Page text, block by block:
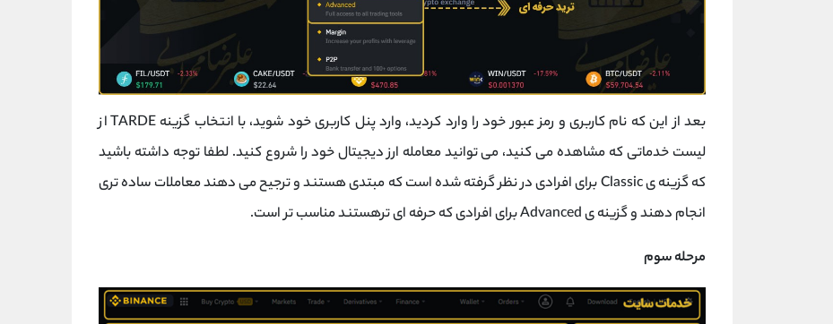
بعد از این که نام کاربری و رمز عبور خود را وارد کردید، وارد پنل کاربری خود شوید، با انتخاب گزینه TARDE از
لیست خدماتی که مشاهده می کنید، می توانید معامله ارز دیجیتال خود را شروع کنید. لطفا توجه داشته باشید
که گزینه ی Classic برای افرادی در نظر گرفته شده است که مبتدی هستند و ترجیح می دهند معاملات ساده تری
انجام دهند و گزینه ی Advanced برای افرادی که حرفه ای ترهستند مناسب تر است.
مرحله سوم